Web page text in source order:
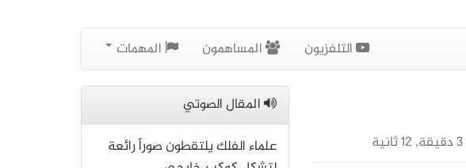
التلفزيون المساهمون المهمات
المقال الصوتي
علماء الفلك يلتقطون صوراً رائعة